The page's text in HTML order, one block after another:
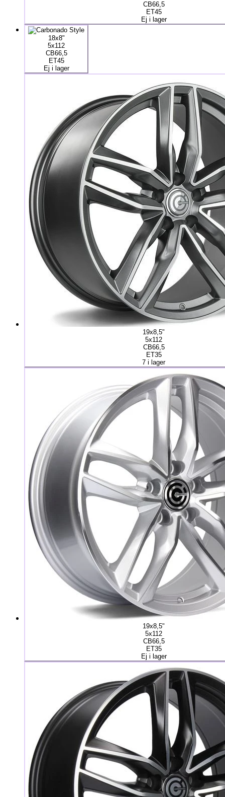
CB66,5
ET45
Ej i lager
18x8"
5x112
CB66,5
ET45
Ej i lager
19x8,5"
5x112
CB66,5
ET35
7 i lager
19x8,5"
5x112
CB66,5
ET35
Ej i lager